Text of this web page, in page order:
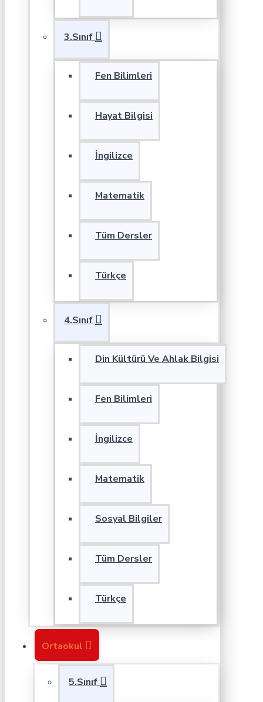
3.Sınıf
Fen Bilimleri
Hayat Bilgisi
İngilizce
Matematik
Tüm Dersler
Türkçe
4.Sınıf
Din Kültürü Ve Ahlak Bilgisi
Fen Bilimleri
İngilizce
Matematik
Sosyal Bilgiler
Tüm Dersler
Türkçe
Ortaokul
5.Sınıf